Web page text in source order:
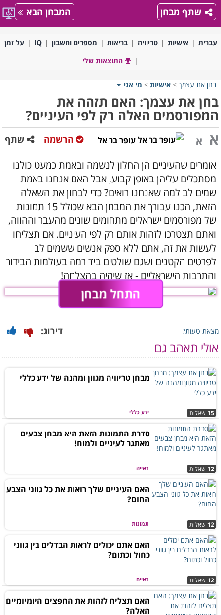
שתף מבחן המבחן הבא
עברית אישיות טריוויה בריאות מספרים וחשבון IQ
על זמן
התוצאות שלי
בחן את עצמך > אישיות > מי אני
בחן את עצמך: האם תזהה את
המפורסמים האלה רק לפי העיניים?
א א עופר בר אל שתף הרשמה
אומרים שהעיניים הן החלון לנשמה ובאמת כמעט כולנו
מסתכלים עליהן באופן קבוע, אבל האם אנחנו באמת
שמים לב למה שאנחנו רואים? כדי לבחון את השאלה
הזאת, הכנו עבורך את המבחן הבא שכולל 15 תמונות
של מפורסמים ישראלים מתחומים שונים מהעבר וההווה,
ואתם תצטרכו לזהות אותם רק לפי העיניים. אם תצליחו
לעשות את זה, אתם ללא ספק אנשים ששמים לב
לפרטים הקטנים ושגם שולטים ביד רמה בעולמות הבידור
והתרבות הישראליים - אז שיהיה בהצלחה!
התחל מבחן
מצאת טעות? דירוג:
אולי תאהב גם
ידע כללי 15 שאלות
מבחן טריוויה מגוון ומהנה של ידע כללי
ראייה 12 שאלות
סדרת התמונות הזאת היא מבחן צבעים
מאתגר לעיניים ולמוח!
תמונות 12 שאלות
האם העיניים שלך רואות את כל גווני הצבע
החום?
ראייה 12 שאלות
האם אתם יכולים לראות הבדלים בין גווני
כחול וכתום?
האם תצליח לזהות את החפצים היומיומיים
האלה?